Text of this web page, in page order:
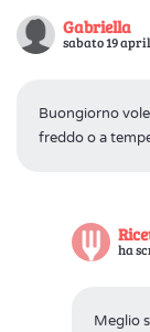
Gabriella
sabato 19
Buongiorno
freddo o a
ha
Meglio